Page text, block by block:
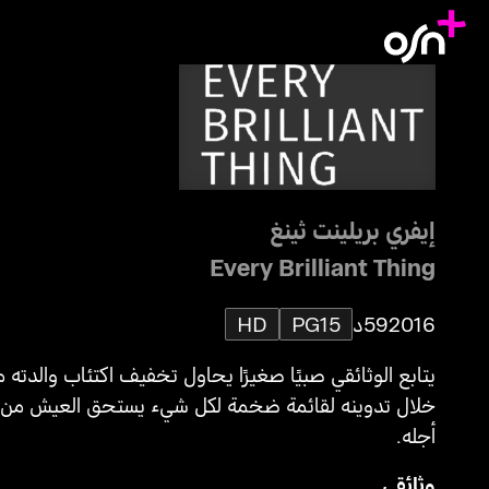
إيفري بريلينت ثينغ
Every Brilliant Thing
201659د PG15
HD
يتابع الوثائقي صبيًا صغيرًا يحاول تخفيف اكتئاب
خلال تدوينه لقائمة ضخمة لكل شيء يستحق العيش من
أجله.